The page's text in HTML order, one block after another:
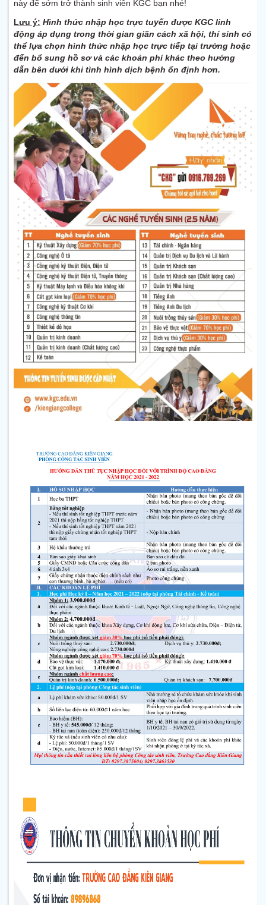
này để sớm trở thành sinh viên KGC bạn nhé!
Lưu ý: Hình thức nhập học trực tuyến được KGC linh
động áp dụng trong thời gian giãn cách xã hội, thí sinh có
thể lựa chọn hình thức nhập học trực tiếp tại trường hoặc
đến bổ sung hồ sơ và các khoản phí khác theo hướng
dẫn bên dưới khi tình hình dịch bệnh ổn định hơn.